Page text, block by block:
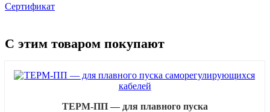
Сертификат
С этим товаром покупают
ТЕРМ-ПП — для плавного пуска